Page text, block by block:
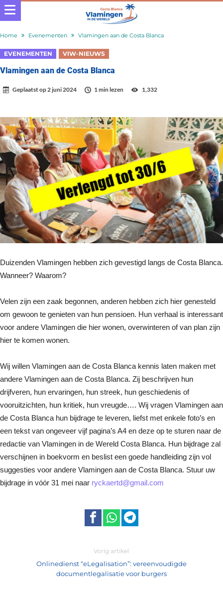
Home Evenementen Vlamingen aan de Costa Blanca
EVENEMENTEN VIW-NIEUWS
Vlamingen aan de Costa Blanca
Geplaatst op2 juni 2024 1 min lezen 1,332
Duizenden Vlamingen hebben zich gevestigd langs de Costa Blanca.
Wanneer? Waarom?
Velen zijn een zaak begonnen, anderen hebben zich hier genesteld
om gewoon te genieten van hun pensioen. Hun verhaal is interessant
voor andere Vlamingen die hier wonen, overwinteren of van plan zijn
hier te komen wonen.
Wij willen Vlamingen aan de Costa Blanca kennis laten maken met
andere Vlamingen aan de Costa Blanca. Zij beschrijven hun
drijfveren, hun ervaringen, hun streek, hun geschiedenis of
vooruitzichten, hun kritiek, hun vreugde…. Wij vragen Vlamingen aan
de Costa Blanca hun bijdrage te leveren, liefst met enkele foto’s en
een tekst van ongeveer vijf pagina’s A4 en deze op te sturen naar de
redactie van Vlamingen in de Wereld Costa Blanca. Hun bijdrage zal
verschijnen in boekvorm en beslist een goede handleiding zijn vol
suggesties voor andere Vlamingen aan de Costa Blanca. Stuur uw
bijdrage in vóór 31 mei naar ryckaertd@gmail.com
Vorig artikel
Onlinedienst “eLegalisation”: vereenvoudigde
documentlegalisatie voor burgers